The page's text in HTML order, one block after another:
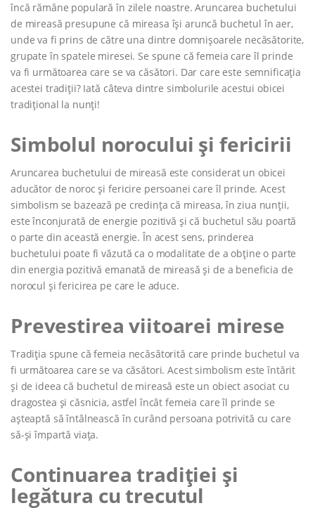
încă rămâne populară în zilele noastre. Aruncarea buchetului
de mireasă presupune că mireasa își aruncă buchetul în aer,
unde va fi prins de către una dintre domnișoarele necăsătorite,
grupate în spatele miresei. Se spune că femeia care îl prinde
va fi următoarea care se va căsători. Dar care este semnificația
acestei tradiții? Iată câteva dintre simbolurile acestui obicei
tradițional la nunți!
Simbolul norocului și fericirii
Aruncarea buchetului de mireasă este considerat un obicei
aducător de noroc și fericire persoanei care îl prinde. Acest
simbolism se bazează pe credința că mireasa, în ziua nunții,
este înconjurată de energie pozitivă și că buchetul său poartă
o parte din această energie. În acest sens, prinderea
buchetului poate fi văzută ca o modalitate de a obține o parte
din energia pozitivă emanată de mireasă și de a beneficia de
norocul și fericirea pe care le aduce.
Prevestirea viitoarei mirese
Tradiția spune că femeia necăsătorită care prinde buchetul va
fi următoarea care se va căsători. Acest simbolism este întărit
și de ideea că buchetul de mireasă este un obiect asociat cu
dragostea și căsnicia, astfel încât femeia care îl prinde se
așteaptă să întâlnească în curând persoana potrivită cu care
să-și împartă viața.
Continuarea tradiției și
legătura cu trecutul